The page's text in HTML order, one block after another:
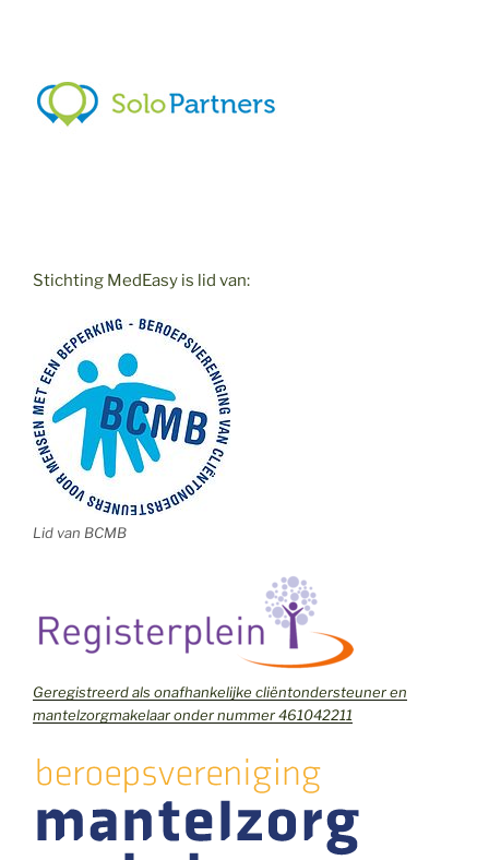
Stichting MedEasy is lid van:
Lid van BCMB
Geregistreerd als onafhankelijke cliëntondersteuner en
mantelzorgmakelaar onder nummer 461042211